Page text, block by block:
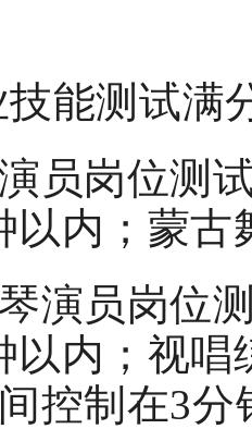
技能测试满
员岗位测
以内；蒙古
演员岗位
以内；视唱
控制在3分